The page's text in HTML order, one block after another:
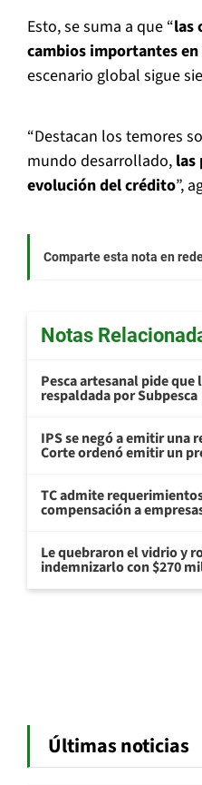
Esto, se suma a que “las
cambios importantes
escenario global sigue
“Destacan los temores
mundo desarrollado, las
evolución del crédito”,
Comparte esta nota en
Notas
Pesca artesanal pide
respaldada por Subpesca
IPS se negó a emitir una
Corte ordenó emitir un
TC admite
compensación a
Le quebraron el vidrio y
indemnizarlo con $270
Últimas noticias